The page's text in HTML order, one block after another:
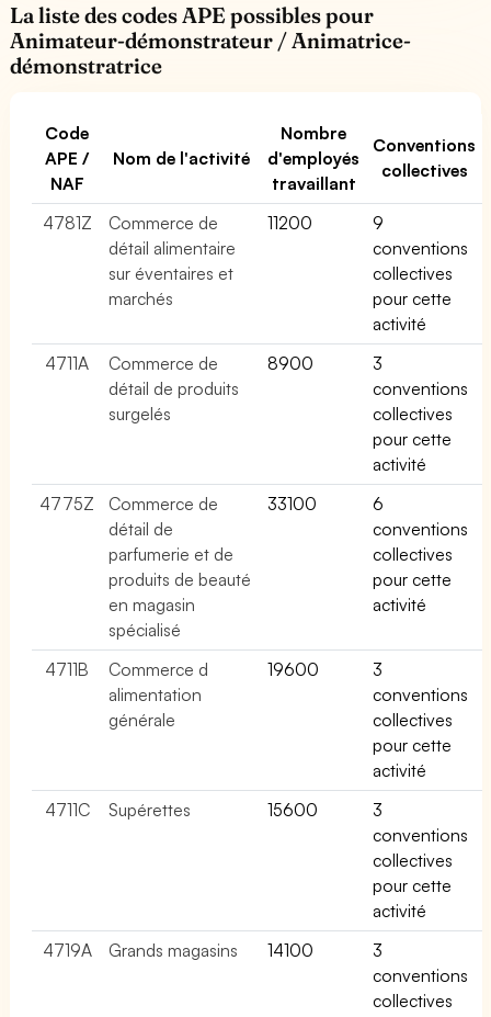
La liste des codes APE possibles pour
Animateur-démonstrateur / Animatrice-
démonstratrice
Code
APE /
NAF
Nom de l'activité
Nombre
d'employés
travaillant
Conventions
collectives
4781Z
Commerce de
détail alimentaire
sur éventaires et
marchés
11200
9
conventions
collectives
pour cette
activité
4711A
Commerce de
détail de produits
surgelés
8900
3
conventions
collectives
pour cette
activité
4775Z
Commerce de
détail de
parfumerie et de
produits de beauté
en magasin
spécialisé
33100
6
conventions
collectives
pour cette
activité
4711B
Commerce d
alimentation
générale
19600
3
conventions
collectives
pour cette
activité
4711C
Supérettes 15600
3
conventions
collectives
pour cette
activité
4719A
Grands magasins 14100
3
conventions
collectives